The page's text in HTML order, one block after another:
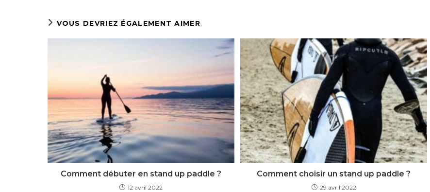
VOUS DEVRIEZ ÉGALEMENT AIMER
Comment débuter en stand up paddle ?
12 avril 2022
Comment choisir un stand up paddle ?
29 avril 2022